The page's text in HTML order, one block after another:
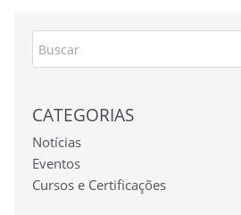
CATEGORIAS
Notícias
Eventos
Cursos e Certificações